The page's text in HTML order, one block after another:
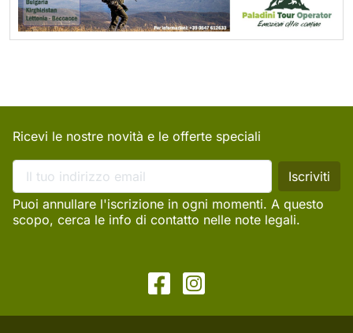
Ricevi le nostre novità e le offerte speciali
Puoi annullare l'iscrizione in ogni momenti. A questo
scopo, cerca le info di contatto nelle note legali.